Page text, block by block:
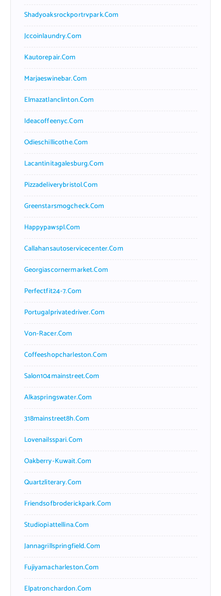
Shadyoaksrockportrvpark.com
Jccoinlaundry.com
Kautorepair.com
Marjaeswinebar.com
Elmazatlanclinton.com
Ideacoffeenyc.com
Odieschillicothe.com
Lacantinitagalesburg.com
Pizzadeliverybristol.com
Greenstarsmogcheck.com
Happypawspl.com
Callahansautoservicecenter.com
Georgiascornermarket.com
Perfectfit24-7.com
Portugalprivatedriver.com
Von-Racer.com
Coffeeshopcharleston.com
Salon104mainstreet.com
Alkaspringswater.com
318mainstreet8h.com
Lovenailsspari.com
Oakberry-Kuwait.com
Quartzliterary.com
Friendsofbroderickpark.com
Studiopiattellina.com
Jannagrillspringfield.com
Fujiyamacharleston.com
Elpatronchardon.com